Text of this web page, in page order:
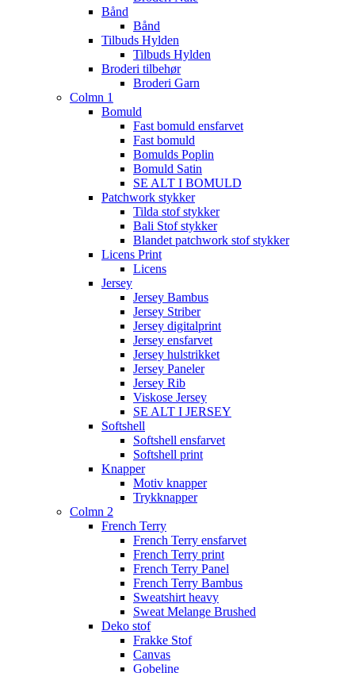
Bånd
Bånd
Tilbuds Hylden
Tilbuds Hylden
Broderi tilbehør
Broderi Garn
Colmn 1
Bomuld
Fast bomuld ensfarvet
Fast bomuld
Bomulds Poplin
Bomuld Satin
SE ALT I BOMULD
Patchwork stykker
Tilda stof stykker
Bali Stof stykker
Blandet patchwork stof stykker
Licens Print
Licens
Jersey
Jersey Bambus
Jersey Striber
Jersey digitalprint
Jersey ensfarvet
Jersey hulstrikket
Jersey Paneler
Jersey Rib
Viskose Jersey
SE ALT I JERSEY
Softshell
Softshell ensfarvet
Softshell print
Knapper
Motiv knapper
Trykknapper
Colmn 2
French Terry
French Terry ensfarvet
French Terry print
French Terry Panel
French Terry Bambus
Sweatshirt heavy
Sweat Melange Brushed
Deko stof
Frakke Stof
Canvas
Gobeline